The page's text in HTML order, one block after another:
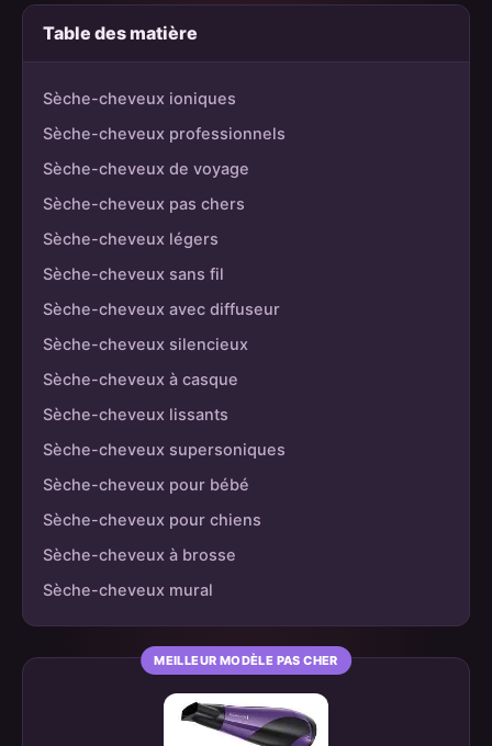
Type Dyson pas cher ✨
Cheveux fins
Cheveux épais / afro
Les différents types
Sèche-cheveux de voyage
Contact
Table des matière
Sèche-cheveux ioniques
Sèche-cheveux professionnels
Sèche-cheveux de voyage
Sèche-cheveux pas chers
Sèche-cheveux légers
Sèche-cheveux sans fil
Sèche-cheveux avec diffuseur
Sèche-cheveux silencieux
Sèche-cheveux à casque
Sèche-cheveux lissants
Sèche-cheveux supersoniques
Sèche-cheveux pour bébé
Sèche-cheveux pour chiens
Sèche-cheveux à brosse
Sèche-cheveux mural
MEILLEUR MODÈLE PAS CHER